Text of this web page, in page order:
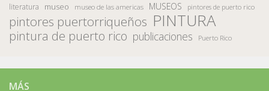
literatura museo museo de las americas MUSEOS pintores de puerto rico
pintores puertorriqueños PINTURA
pintura de puerto rico publicaciones Puerto Rico
MÁS